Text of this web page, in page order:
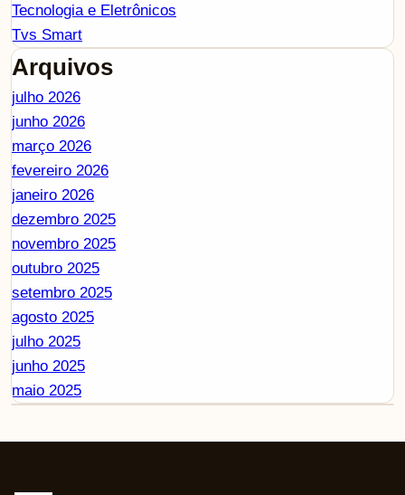
Tecnologia e Eletrônicos
Tvs Smart
Arquivos
julho 2026
junho 2026
março 2026
fevereiro 2026
janeiro 2026
dezembro 2025
novembro 2025
outubro 2025
setembro 2025
agosto 2025
julho 2025
junho 2025
maio 2025